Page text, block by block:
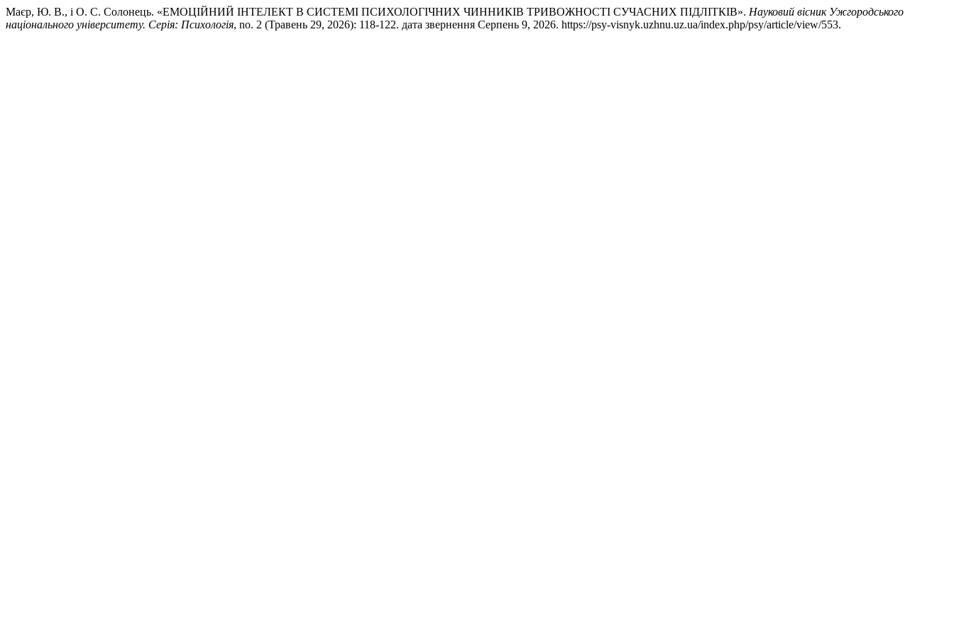
Маєр, Ю. В., і О. С. Солонець. «ЕМОЦІЙНИЙ ІНТЕЛЕКТ В СИСТЕМІ ПСИХОЛОГІЧНИХ ЧИННИКІВ ТРИВОЖНОСТІ СУЧАСНИХ ПІДЛІТКІВ». Науковий вісник Ужгородського
національного університету. Серія: Психологія, no. 2 (Травень 29, 2026): 118-122. дата звернення Серпень 9, 2026. https://psy-visnyk.uzhnu.uz.ua/index.php/psy/article/view/553.